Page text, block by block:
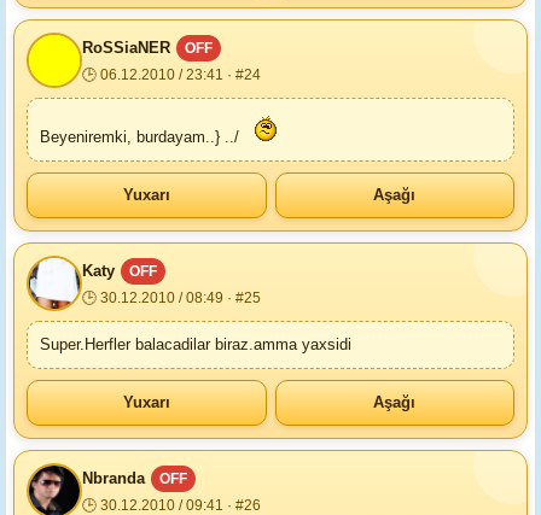
RoSSiaNER
OFF
🕒 06.12.2010 / 23:41 · #24
Beyeniremki, burdayam..} ../
Yuxarı Aşağı
Katy
OFF
🕒 30.12.2010 / 08:49 · #25
Super.Herfler balacadilar biraz.amma yaxsidi
Yuxarı Aşağı
Nbranda
OFF
🕒 30.12.2010 / 09:41 · #26